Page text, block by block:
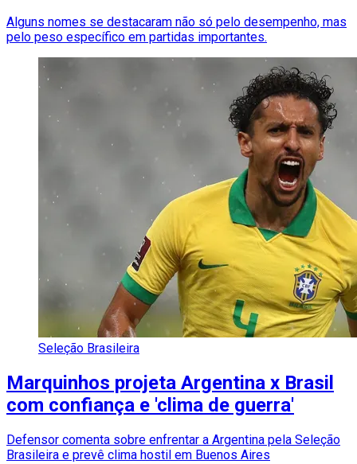
Alguns nomes se destacaram não só pelo desempenho, mas
pelo peso específico em partidas importantes.
Seleção Brasileira
Marquinhos projeta Argentina x Brasil
com confiança e 'clima de guerra'
Defensor comenta sobre enfrentar a Argentina pela Seleção
Brasileira e prevê clima hostil em Buenos Aires